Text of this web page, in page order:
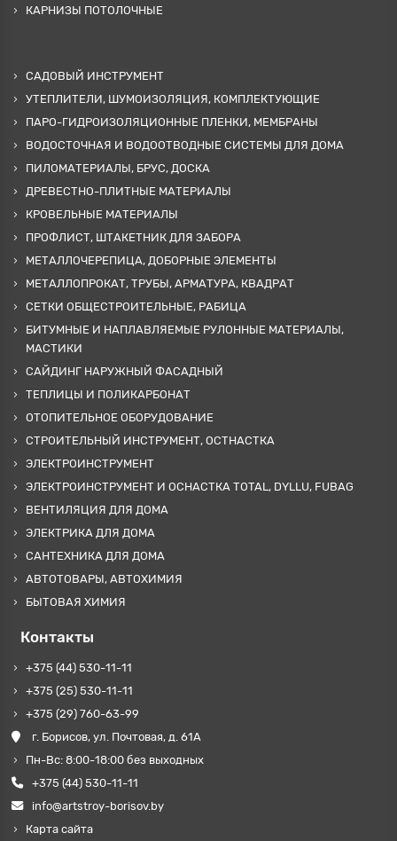
КАРНИЗЫ ПОТОЛОЧНЫЕ
САДОВЫЙ ИНСТРУМЕНТ
УТЕПЛИТЕЛИ, ШУМОИЗОЛЯЦИЯ, КОМПЛЕКТУЮЩИЕ
ПАРО-ГИДРОИЗОЛЯЦИОННЫЕ ПЛЕНКИ, МЕМБРАНЫ
ВОДОСТОЧНАЯ И ВОДООТВОДНЫЕ СИСТЕМЫ ДЛЯ ДОМА
ПИЛОМАТЕРИАЛЫ, БРУС, ДОСКА
ДРЕВЕСТНО-ПЛИТНЫЕ МАТЕРИАЛЫ
КРОВЕЛЬНЫЕ МАТЕРИАЛЫ
ПРОФЛИСТ, ШТАКЕТНИК ДЛЯ ЗАБОРА
МЕТАЛЛОЧЕРЕПИЦА, ДОБОРНЫЕ ЭЛЕМЕНТЫ
МЕТАЛЛОПРОКАТ, ТРУБЫ, АРМАТУРА, КВАДРАТ
СЕТКИ ОБЩЕСТРОИТЕЛЬНЫЕ, РАБИЦА
БИТУМНЫЕ И НАПЛАВЛЯЕМЫЕ РУЛОННЫЕ МАТЕРИАЛЫ,
МАСТИКИ
САЙДИНГ НАРУЖНЫЙ ФАСАДНЫЙ
ТЕПЛИЦЫ И ПОЛИКАРБОНАТ
ОТОПИТЕЛЬНОЕ ОБОРУДОВАНИЕ
СТРОИТЕЛЬНЫЙ ИНСТРУМЕНТ, ОСТНАСТКА
ЭЛЕКТРОИНСТРУМЕНТ
ЭЛЕКТРОИНСТРУМЕНТ И ОСНАСТКА TOTAL, DYLLU, FUBAG
ВЕНТИЛЯЦИЯ ДЛЯ ДОМА
ЭЛЕКТРИКА ДЛЯ ДОМА
САНТЕХНИКА ДЛЯ ДОМА
АВТОТОВАРЫ, АВТОХИМИЯ
БЫТОВАЯ ХИМИЯ
Контакты
+375 (44) 530-11-11
+375 (25) 530-11-11
+375 (29) 760-63-99
г. Борисов, ул. Почтовая, д. 61А
Пн-Вс: 8:00-18:00 без выходных
+375 (44) 530-11-11
info@artstroy-borisov.by
Карта сайта